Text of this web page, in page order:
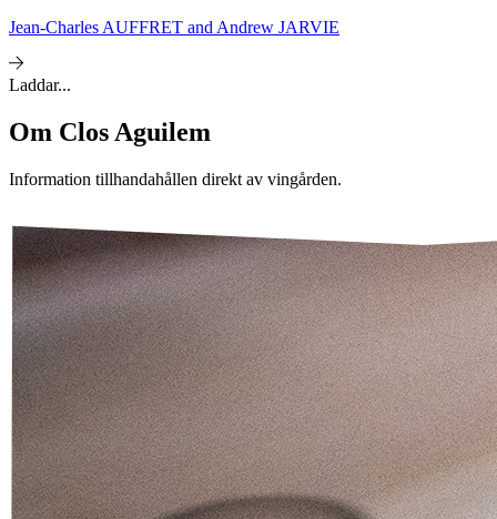
Jean-Charles AUFFRET and Andrew JARVIE
Laddar...
Om Clos Aguilem
Information tillhandahållen direkt av vingården.